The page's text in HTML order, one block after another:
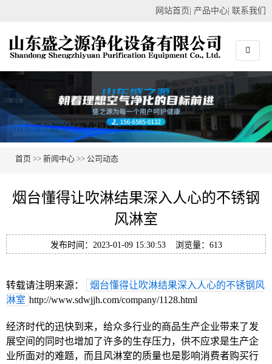
网站首页 产品中心 联系我们
首页 >> 新闻中心 >> 公司动态
烟台懂得让吹淋结果深入人心的不锈钢
风淋室
发布时间：2023-01-09 15:30:53 浏览量：613
转载请注明来源：
烟台懂得让吹淋结果深入人心的不锈钢风
淋室 http://www.sdwjjh.com/company/1128.html
经济时代的迅快到来，给众多行业的商品生产企业带来了发
展空间的同时也增加了许多的生存压力，供不应求是生产企
业所面对的难题，而且风淋室的质量也是影响消费者购买行